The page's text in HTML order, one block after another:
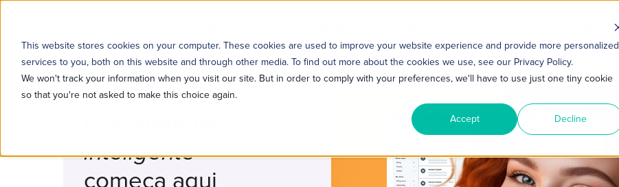
This website stores cookies on your computer. These cookies are used to improve your website experience and provide more personalized
services to you, both on this website and through other media. To find out more about the cookies we use, see our Privacy Policy.
We won't track your information when you visit our site. But in order to comply with your preferences, we'll have to use just one tiny cookie
so that you're not asked to make this choice again.
Accept Decline
inteligente
começa aqui